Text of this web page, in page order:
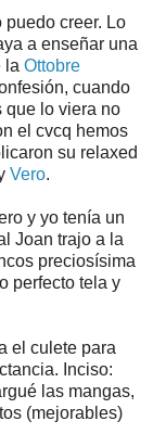
puedo creer. Lo
a enseñar una
la Ottobre
cuando
que lo viera no
el cvcq hemos
su relaxed
Vero.
y yo tenía un
Joan trajo a la
preciosísima
perfecto tela y
el culete para
Inciso:
las mangas,
(mejorables)